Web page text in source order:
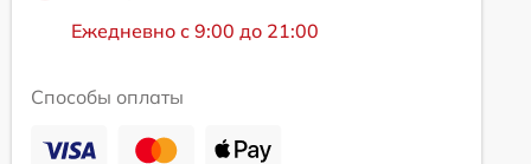
Ежедневно с 9:00 до 21:00
Способы оплаты